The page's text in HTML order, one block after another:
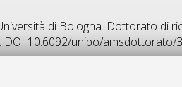
di Bologna. Dottorato di
DOI 10.6092/unibo/amsdottorato/
Fri Aug 7